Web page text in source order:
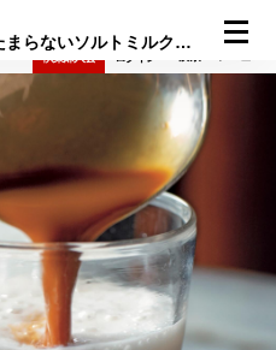
香ばしく甘じょっぱい味わいがたまらないソルトミルクティー